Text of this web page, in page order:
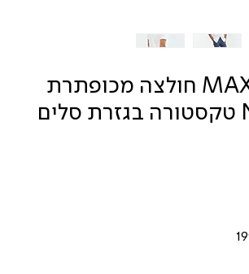
MAX MORETTI חולצה מכופתרת
NON IRON טקסטורה בגזרת סלים